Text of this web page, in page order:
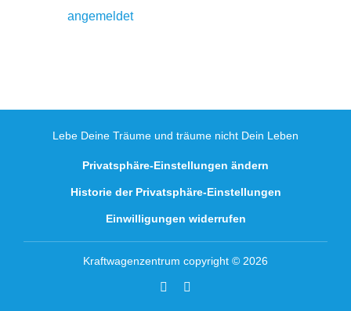
angemeldetsein, um einen Kommentar
Lebe Deine Träume und träume nicht Dein Leben
Privatsphäre-Einstellungen ändern
Historie der Privatsphäre-Einstellungen
Einwilligungen widerrufen
Kraftwagenzentrum copyright © 2026